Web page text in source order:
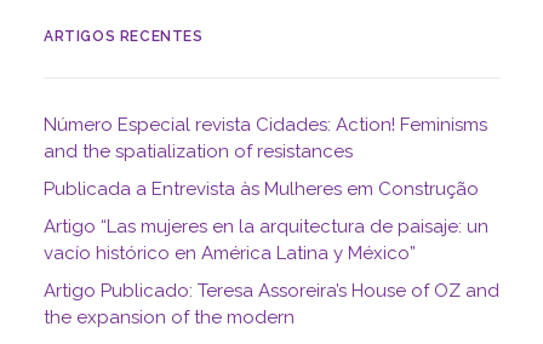
ARTIGOS RECENTES
Número Especial revista Cidades: Action! Feminisms
and the spatialization of resistances
Publicada a Entrevista às Mulheres em Construção
Artigo “Las mujeres en la arquitectura de paisaje: un
vacío histórico en América Latina y México”
Artigo Publicado: Teresa Assoreira’s House of OZ and
the expansion of the modern